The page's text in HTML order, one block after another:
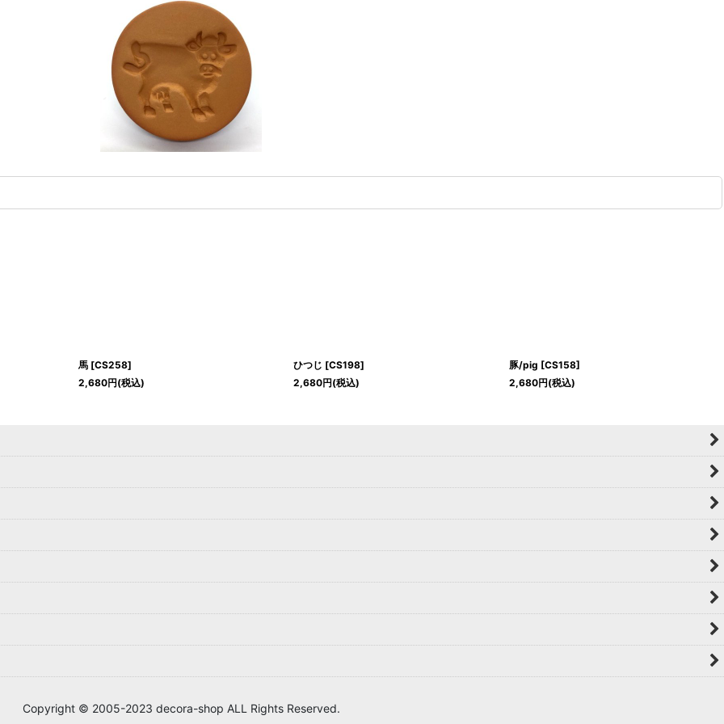
馬 [CS258]
2,680円(税込)
ひつじ [CS198]
2,680円(税込)
豚/pig [CS158]
2,680円(税込)
Copyright © 2005-2023 decora-shop ALL Rights Reserved.